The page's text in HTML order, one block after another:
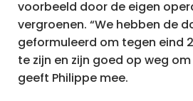
voorbeeld door de eigen
vergroenen. “We hebben de
geformuleerd om tegen eind
te zijn en zijn goed op weg
geeft Philippe mee.